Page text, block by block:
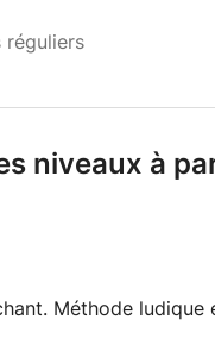
réguliers
niveaux à
Méthode ludique